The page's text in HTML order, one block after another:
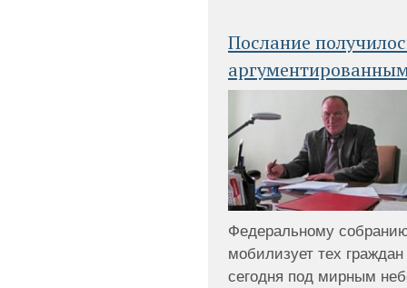
Послание
Федеральному
мобилизует тех
сегодня под мирным